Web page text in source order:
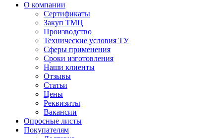
О компании
Сертификаты
Закуп ТМЦ
Производство
Технические условия ТУ
Сферы применения
Сроки изготовления
Наши клиенты
Отзывы
Статьи
Цены
Реквизиты
Вакансии
Опросные листы
Покупателям